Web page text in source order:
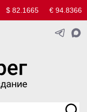
$ 82.1665 € 94.8366